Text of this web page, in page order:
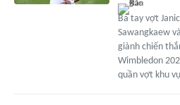
Ba tay vợt
Sawangkaew
giành chiến
Wimbledon
quần vợt khu